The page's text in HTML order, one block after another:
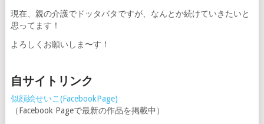
現在、親の介護でドッタバタですが、なんとか続けていきたいと
思ってます！
よろしくお願いしま〜す！
自サイトリンク
似顔絵せいこ(FacebookPage)
（Facebook Pageで最新の作品を掲載中）